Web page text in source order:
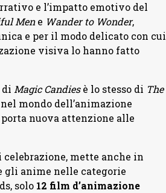
e l’impatto emotivo del
Mene Wander to Wonder,
e per il modo delicato con cui
visiva lo hanno fatto
di Magic Candiesè lo stesso di The
mondo dell’animazione
nuova attenzione alle
mette anche in
gli anime nelle categorie
solo 12 film d’animazione